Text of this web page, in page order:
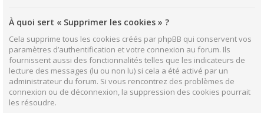
À quoi sert « Supprimer les cookies » ?
Cela supprime tous les cookies créés par phpBB qui conservent vos
paramètres d’authentification et votre connexion au forum. Ils
fournissent aussi des fonctionnalités telles que les indicateurs de
lecture des messages (lu ou non lu) si cela a été activé par un
administrateur du forum. Si vous rencontrez des problèmes de
connexion ou de déconnexion, la suppression des cookies pourrait
les résoudre.